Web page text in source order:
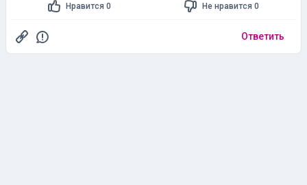
Нравится 0 Не нравится 0
Ответить